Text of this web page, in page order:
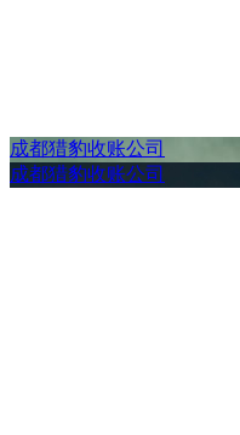
成都猎豹收账公司
成都猎豹收账公司